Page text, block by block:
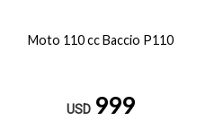
Moto 110 cc Baccio P110
USD 999